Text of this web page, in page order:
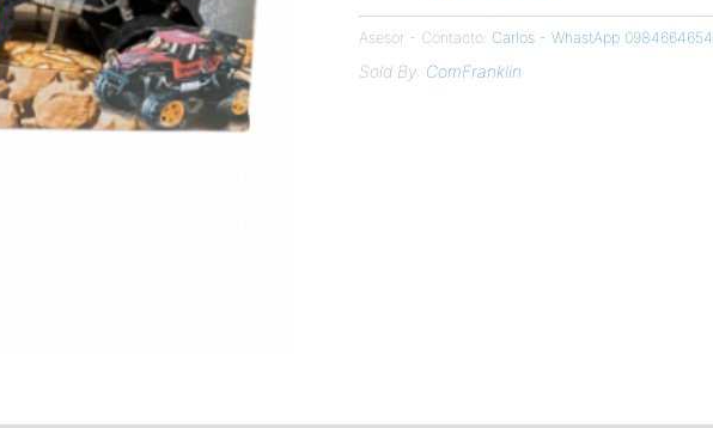
Asesor - Contacto: Carlos - WhastApp 0984664654
Sold By: ComFranklin